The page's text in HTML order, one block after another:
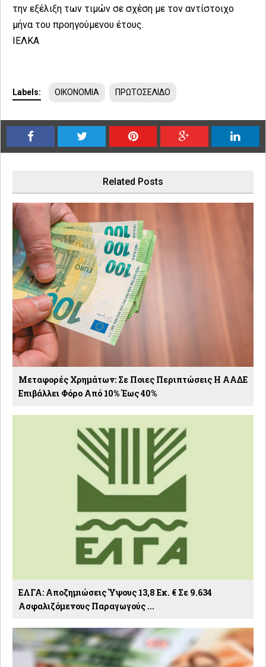
την εξέλιξη των τιμών σε σχέση με τον αντίστοιχο
μήνα του προηγούμενου έτους.
ΙΕΛΚΑ
Labels: ΟΙΚΟΝΟΜΙΑ ΠΡΩΤΟΣΕΛΙΔΟ
Related Posts
Μεταφορές Χρημάτων: Σε Ποιες Περιπτώσεις Η ΑΑΔΕ
Επιβάλλει Φόρο Από 10% Έως 40%
ΕΛΓΑ: Αποζημιώσεις Ύψους 13,8 Εκ. € Σε 9.634
Ασφαλιζόμενους Παραγωγούς ...